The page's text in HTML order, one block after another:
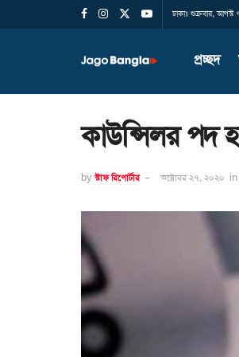
ঢাকাঃ শুক্রবার,
প্রচ্ছদ
কাউন্সিলর পদ
by স্টাফ রিপোর্টার অক্টোবর ২৭, ২০২০ in